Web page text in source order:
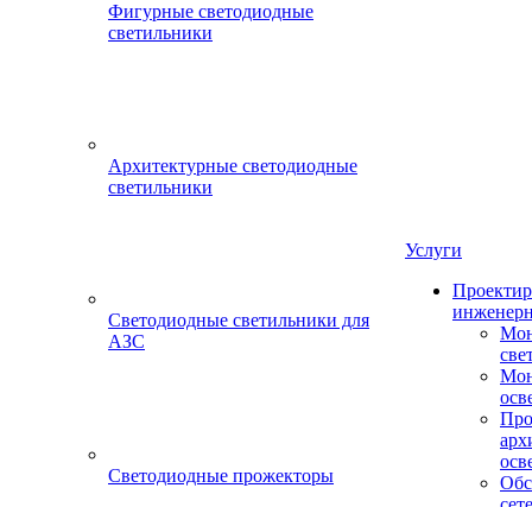
Фигурные светодиодные
светильники
Архитектурные светодиодные
светильники
Светодиодные светильники для
АЗС
Светодиодные прожекторы
Услуги